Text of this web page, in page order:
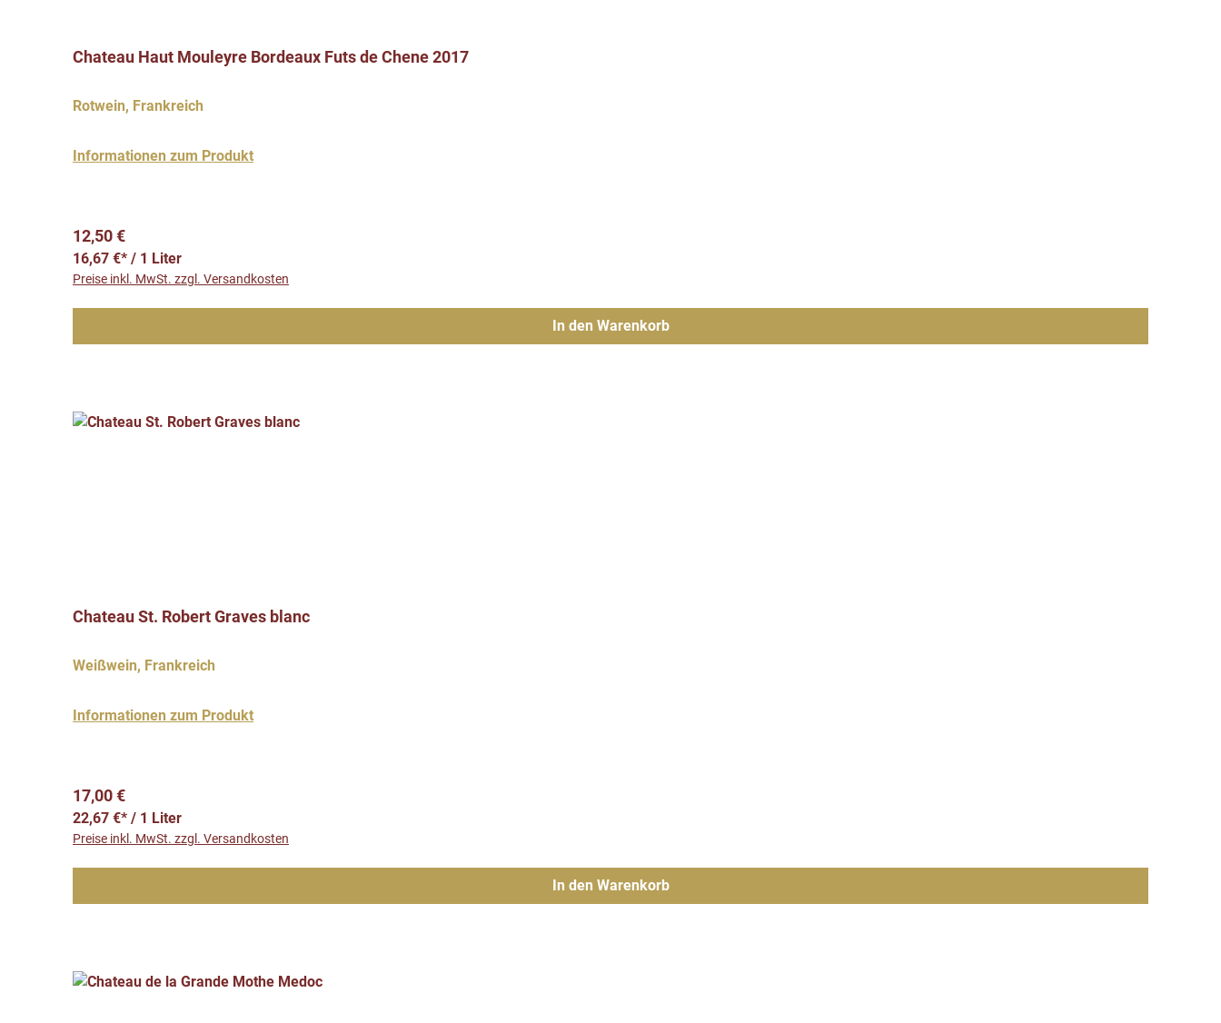
Chateau Haut Mouleyre Bordeaux Futs de Chene 2017
Rotwein, Frankreich
Informationen zum Produkt
Regulärer Preis:
12,50 €
16,67 €* / 1 Liter
Preise inkl. MwSt. zzgl. Versandkosten
In den Warenkorb
Chateau St. Robert Graves blanc
Weißwein, Frankreich
Informationen zum Produkt
Regulärer Preis:
17,00 €
22,67 €* / 1 Liter
Preise inkl. MwSt. zzgl. Versandkosten
In den Warenkorb